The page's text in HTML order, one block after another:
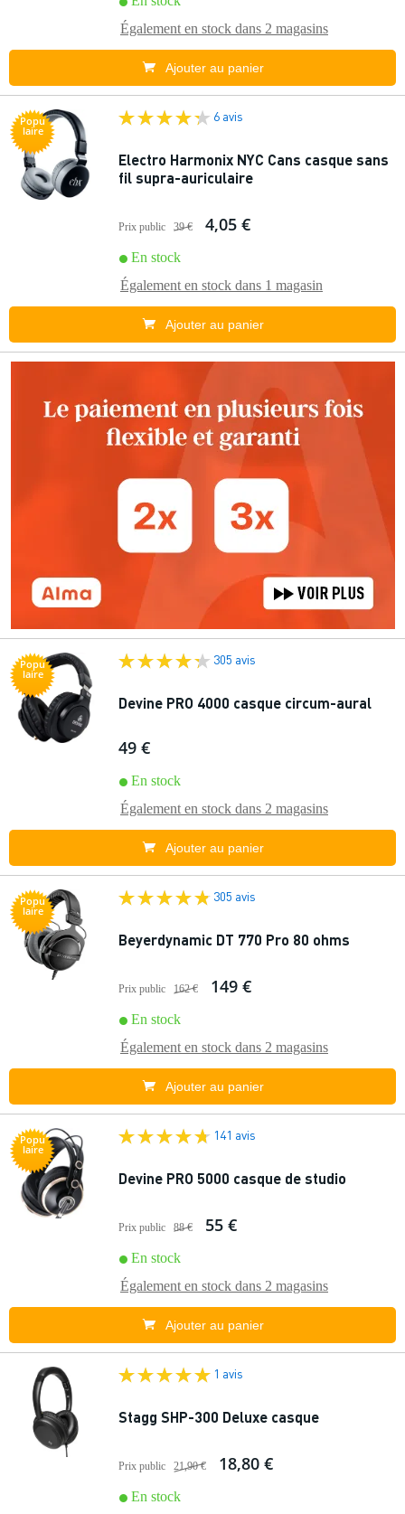
Également en stock dans 2 magasins
Ajouter au panier
Popu
laire
6 avis
Electro Harmonix NYC Cans casque sans
fil supra-auriculaire
Prix public 39 € 4,05 €
En stock
Également en stock dans 1 magasin
Ajouter au panier
Popu
laire
305 avis
Devine PRO 4000 casque circum-aural
49 €
En stock
Également en stock dans 2 magasins
Ajouter au panier
Popu
laire
305 avis
Beyerdynamic DT 770 Pro 80 ohms
Prix public 162 € 149 €
En stock
Également en stock dans 2 magasins
Ajouter au panier
Popu
laire
141 avis
Devine PRO 5000 casque de studio
Prix public 88 € 55 €
En stock
Également en stock dans 2 magasins
Ajouter au panier
1 avis
Stagg SHP-300 Deluxe casque
Prix public 21,90 € 18,80 €
En stock